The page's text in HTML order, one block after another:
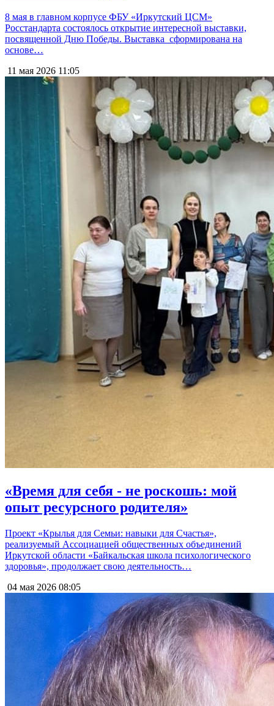
8 мая в главном корпусе ФБУ «Иркутский ЦСМ»
Росстандарта состоялось открытие интересной выставки,
посвященной Дню Победы. Выставка сформирована на
основе…
11 мая 2026 11:05
«Время для себя - не роскошь: мой
опыт ресурсного родителя»
Проект «Крылья для Семьи: навыки для Счастья»,
реализуемый Ассоциацией общественных объединений
Иркутской области «Байкальская школа психологического
здоровья», продолжает свою деятельность…
04 мая 2026 08:05